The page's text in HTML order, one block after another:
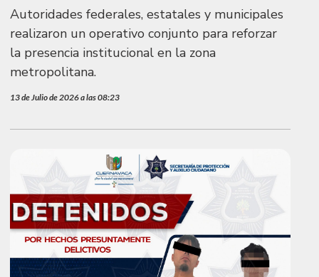
Autoridades federales, estatales y municipales
realizaron un operativo conjunto para reforzar
la presencia institucional en la zona
metropolitana.
13 de Julio de 2026 a las 08:23